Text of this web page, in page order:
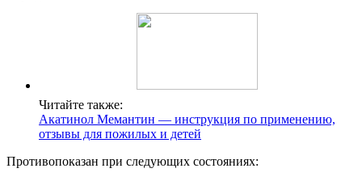
Читайте также:
Акатинол Мемантин — инструкция по применению,
отзывы для пожилых и детей
Противопоказан при следующих состояниях: